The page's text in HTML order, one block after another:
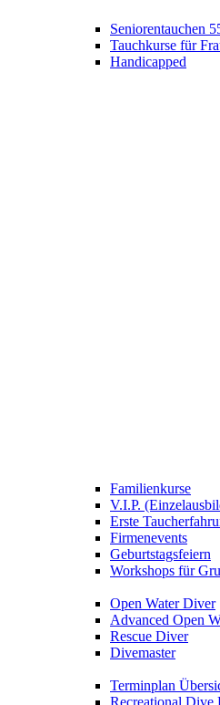
Seniorentauchen
Tauchkurse für
Handicapped
Familienkurse
V.I.P.
Erste
Firmenevents
Geburtstagsfeiern
Workshops für
Open Water Diver
Advanced Open
Rescue Diver
Divemaster
Terminplan
Recreational Dive